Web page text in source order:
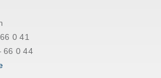
0 41
66 0 44